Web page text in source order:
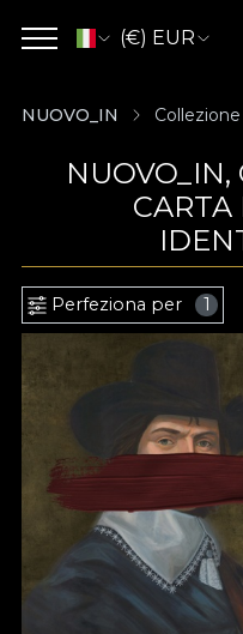
(€) EUR
NUOVO_IN
CARTA
Perfeziona per 1